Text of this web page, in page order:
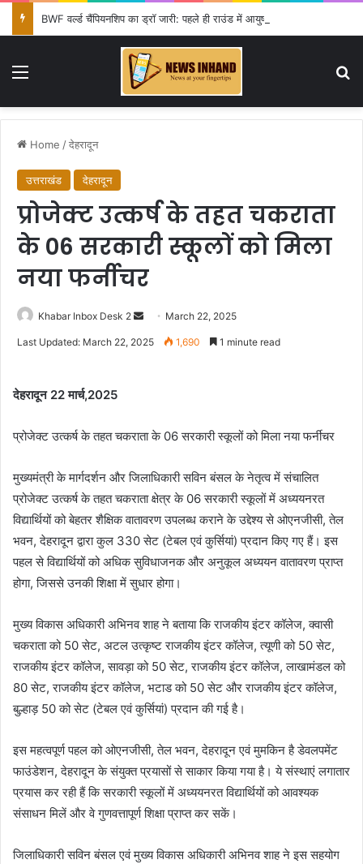
Menu
Home /देहरादून
उत्तराखंड देहरादून
प्रोजेक्ट उत्कर्ष के तहत चकराता
के 06 सरकारी स्कूलों को मिला
नया फर्नीचर
Khabar Inbox Desk 2
Send March 22, 2025
Last Updated: March 22, 2025 1,690 1 minute read
देहरादून 22 मार्च,2025
प्रोजेक्ट उत्कर्ष के तहत चकराता के 06 सरकारी स्कूलों को मिला नया फर्नीचर
मुख्यमंत्री के मार्गदर्शन और जिलाधिकारी सविन बंसल के नेतृत्व में संचालित
प्रोजेक्ट उत्कर्ष के तहत चकराता क्षेत्र के 06 सरकारी स्कूलों में अध्ययनरत
विद्यार्थियों को बेहतर शैक्षिक वातावरण उपलब्ध कराने के उद्देश्य से ओएनजीसी, तेल
भवन, देहरादून द्वारा कुल 330 सेट (टेबल एवं कुर्सियां) प्रदान किए गए हैं। इस
पहल से विद्यार्थियों को अधिक सुविधाजनक और अनुकूल अध्ययन वातावरण प्राप्त
होगा, जिससे उनकी शिक्षा में सुधार होगा।
मुख्य विकास अधिकारी अभिनव शाह ने बताया कि राजकीय इंटर कॉलेज, क्वासी
चकराता को 50 सेट, अटल उत्कृष्ट राजकीय इंटर कॉलेज, त्यूणी को 50 सेट,
राजकीय इंटर कॉलेज, सावड़ा को 50 सेट, राजकीय इंटर कॉलेज, लाखामंडल को
80 सेट, राजकीय इंटर कॉलेज, भटाड को 50 सेट और राजकीय इंटर कॉलेज,
बुल्हाड़ 50 को सेट (टेबल एवं कुर्सियां) प्रदान की गई है।
इस महत्वपूर्ण पहल को ओएनजीसी, तेल भवन, देहरादून एवं मुमकिन है डेवलपमेंट
फाउंडेशन, देहरादून के संयुक्त प्रयासों से साकार किया गया है। ये संस्थाएं लगातार
प्रयास कर रही हैं कि सरकारी स्कूलों में अध्ययनरत विद्यार्थियों को आवश्यक
संसाधन मिलें और वे गुणवत्तापूर्ण शिक्षा प्राप्त कर सकें।
जिलाधिकारी सविन बंसल एवं मुख्य विकास अधिकारी अभिनव शाह ने इस सहयोग